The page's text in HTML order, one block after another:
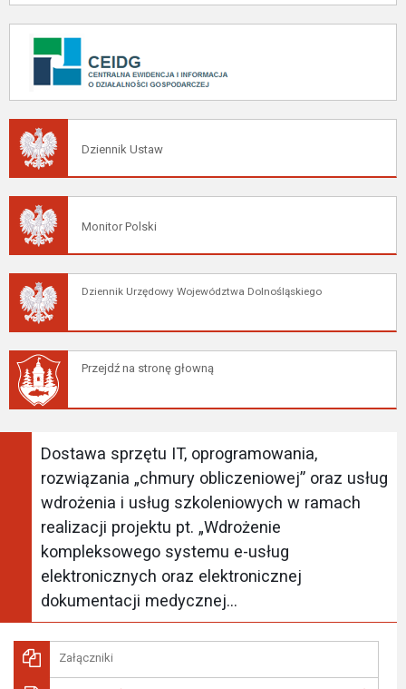
Dziennik Ustaw
Monitor Polski
Dziennik Urzędowy Województwa Dolnośląskiego
Przejdź na stronę głowną
Dostawa sprzętu IT, oprogramowania,
rozwiązania „chmury obliczeniowej” oraz usług
wdrożenia i usług szkoleniowych w ramach
realizacji projektu pt. „Wdrożenie
kompleksowego systemu e-usług
elektronicznych oraz elektronicznej
dokumentacji medycznej...
Załączniki